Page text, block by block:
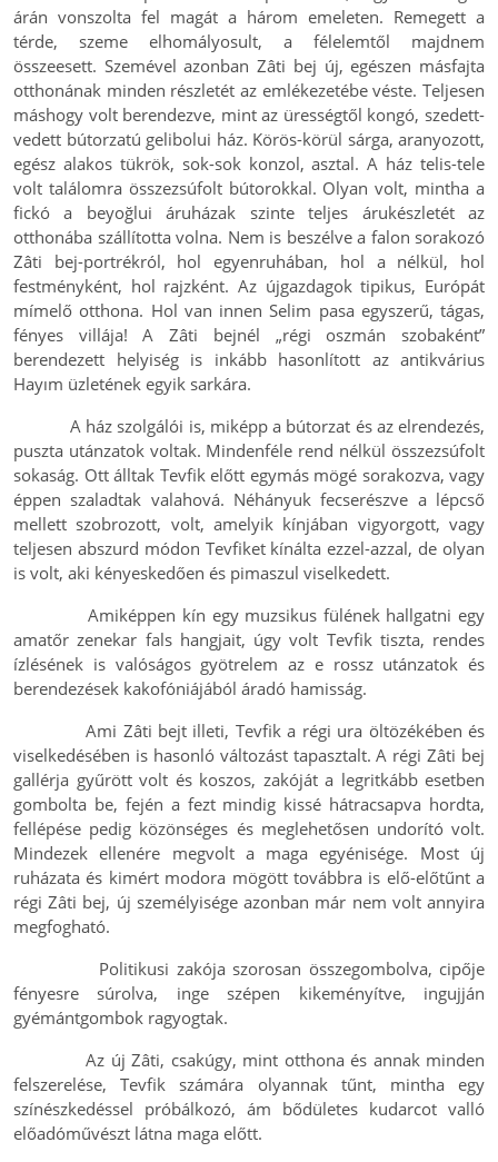
árán vonszolta fel magát a három emeleten. Remegett a
térde, szeme elhomályosult, a félelemtől majdnem
összeesett. Szemével azonban Zâti bej új, egészen másfajta
otthonának minden részletét az emlékezetébe véste. Teljesen
máshogy volt berendezve, mint az ürességtől kongó, szedett-
vedett bútorzatú gelibolui ház. Körös-körül sárga, aranyozott,
egész alakos tükrök, sok-sok konzol, asztal. A ház telis-tele
volt találomra összezsúfolt bútorokkal. Olyan volt, mintha a
fickó a beyoğlui áruházak szinte teljes árukészletét az
otthonába szállította volna. Nem is beszélve a falon sorakozó
Zâti bej-portrékról, hol egyenruhában, hol a nélkül, hol
festményként, hol rajzként. Az újgazdagok tipikus, Európát
mímelő otthona. Hol van innen Selim pasa egyszerű, tágas,
fényes villája! A Zâti bejnél „régi oszmán szobaként”
berendezett helyiség is inkább hasonlított az antikvárius
Hayım üzletének egyik sarkára.
A ház szolgálói is, miképp a bútorzat és az elrendezés,
puszta utánzatok voltak. Mindenféle rend nélkül összezsúfolt
sokaság. Ott álltak Tevfik előtt egymás mögé sorakozva, vagy
éppen szaladtak valahová. Néhányuk fecserészve a lépcső
mellett szobrozott, volt, amelyik kínjában vigyorgott, vagy
teljesen abszurd módon Tevfiket kínálta ezzel-azzal, de olyan
is volt, aki kényeskedően és pimaszul viselkedett.
Amiképpen kín egy muzsikus fülének hallgatni egy
amatőr zenekar fals hangjait, úgy volt Tevfik tiszta, rendes
ízlésének is valóságos gyötrelem az e rossz utánzatok és
berendezések kakofóniájából áradó hamisság.
Ami Zâti bejt illeti, Tevfik a régi ura öltözékében és
viselkedésében is hasonló változást tapasztalt. A régi Zâti bej
gallérja gyűrött volt és koszos, zakóját a legritkább esetben
gombolta be, fején a fezt mindig kissé hátracsapva hordta,
fellépése pedig közönséges és meglehetősen undorító volt.
Mindezek ellenére megvolt a maga egyénisége. Most új
ruházata és kimért modora mögött továbbra is elő-előtűnt a
régi Zâti bej, új személyisége azonban már nem volt annyira
megfogható.
Politikusi zakója szorosan összegombolva, cipője
fényesre súrolva, inge szépen kikeményítve, ingujján
gyémántgombok ragyogtak.
Az új Zâti, csakúgy, mint otthona és annak minden
felszerelése, Tevfik számára olyannak tűnt, mintha egy
színészkedéssel próbálkozó, ám bődületes kudarcot valló
előadóművészt látna maga előtt.